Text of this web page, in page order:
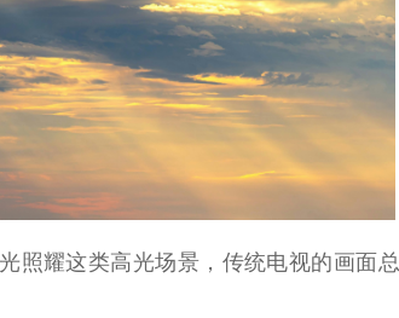
照耀这类高光场景，传统电视的画面总